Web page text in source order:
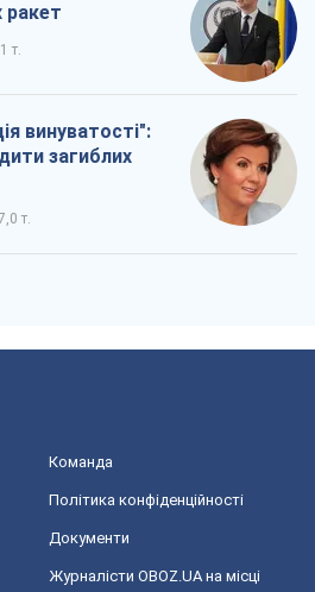
ракет
т.
винуватості":
загиблих
т.
Команда
Політика конфіденційності
Документи
Журналісти OBOZ.UA на місці